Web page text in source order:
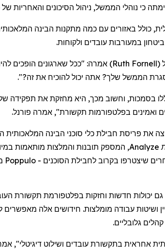
כי נוהלי הממשל, ניהול הסיכונים והאחריות של
, כולל באזורים עם כמה מתקנות הבינה
ביטחון במעורבות עובדים ולקוחות.
(
Ruth Fornell
) אמרה: "ככל שארגונים הופכים
הממשל שלך? אתה יכול להוכיח את זה?".
בסמכות, וחשוב מכך, היא מחזקת את תפקידה
ואמינים בפלטפורמות תקשורת", אמרה פורנל.
את פריסת חבילת כלי סוכני הבינה המלאכותית
Analyze
, המספק תובנות והמלצות מותאמות
שיצטרפו בקרוב לחבילת הסוכנים -
Poppulo
גם יכולות חדשות וחזקות בפלטפורמת תקשורת
ושיטות עבודה מומלצות. חידושים אלה מאפשרים
קהלים גלובליים.
אחראית בתקשורת עובדים ושילוט דיגיטלי",